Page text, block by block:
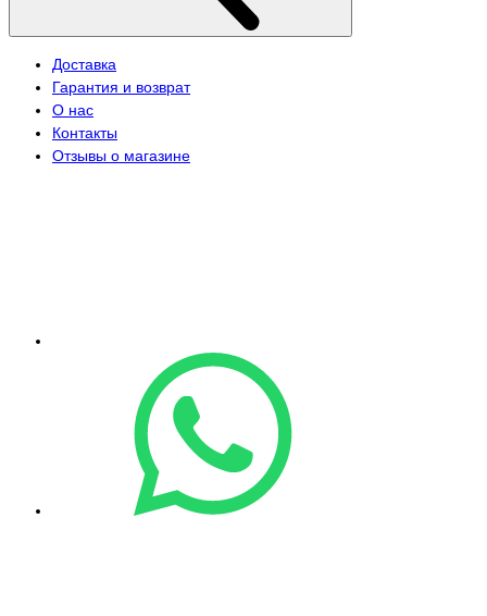
Доставка
Гарантия и возврат
О нас
Контакты
Отзывы о магазине